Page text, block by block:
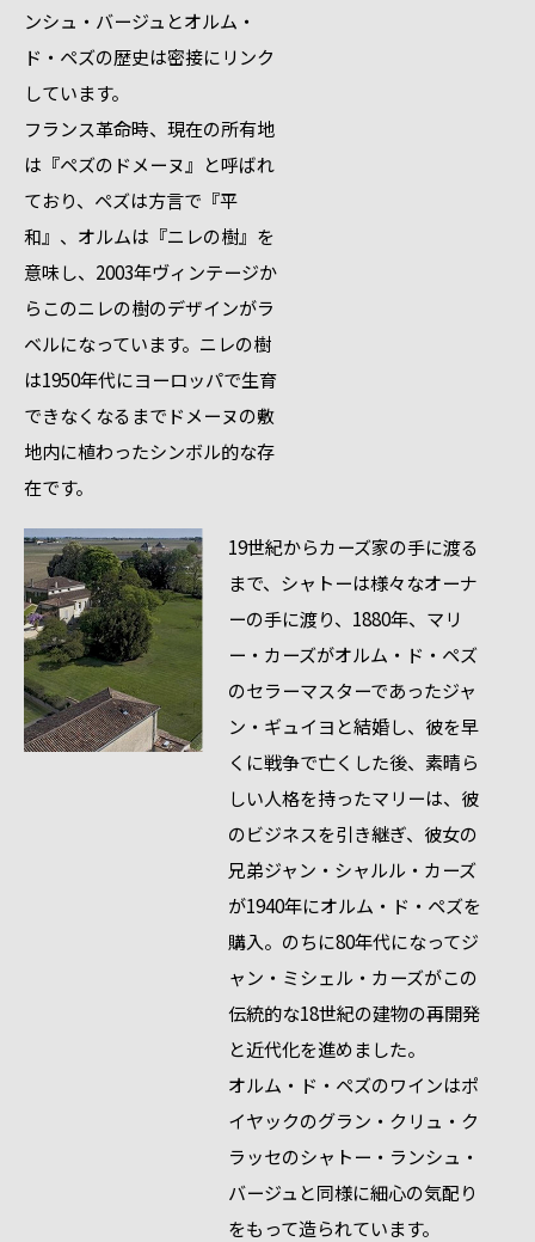
ンシュ・バージュとオルム・
ド・ペズの歴史は密接にリンク
しています。
フランス革命時、現在の所有地
は『ペズのドメーヌ』と呼ばれ
ており、ペズは方言で『平
和』、オルムは『ニレの樹』を
意味し、2003年ヴィンテージか
らこのニレの樹のデザインがラ
ベルになっています。ニレの樹
は1950年代にヨーロッパで生育
できなくなるまでドメーヌの敷
地内に植わったシンボル的な存
在です。
19世紀からカーズ家の手に渡る
まで、シャトーは様々なオーナ
ーの手に渡り、1880年、マリ
ー・カーズがオルム・ド・ペズ
のセラーマスターであったジャ
ン・ギュイヨと結婚し、彼を早
くに戦争で亡くした後、素晴ら
しい人格を持ったマリーは、彼
のビジネスを引き継ぎ、彼女の
兄弟ジャン・シャルル・カーズ
が1940年にオルム・ド・ペズを
購入。のちに80年代になってジ
ャン・ミシェル・カーズがこの
伝統的な18世紀の建物の再開発
と近代化を進めました。
オルム・ド・ペズのワインはポ
イヤックのグラン・クリュ・ク
ラッセのシャトー・ランシュ・
バージュと同様に細心の気配り
をもって造られています。